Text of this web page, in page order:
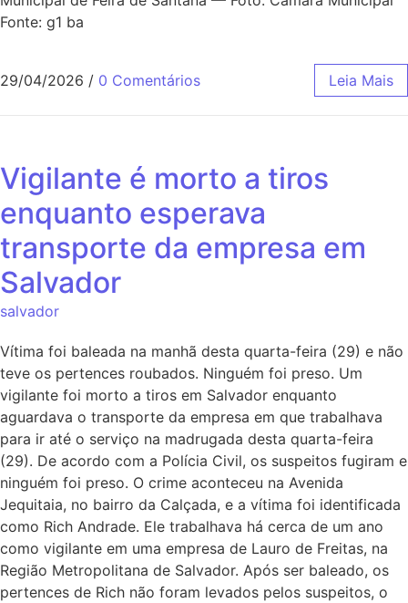
Fonte: g1 ba
29/04/2026 / 0 Comentários Leia Mais
Vigilante é morto a tiros
enquanto esperava
transporte da empresa em
Salvador
salvador
Vítima foi baleada na manhã desta quarta-feira (29) e não
teve os pertences roubados. Ninguém foi preso. Um
vigilante foi morto a tiros em Salvador enquanto
aguardava o transporte da empresa em que trabalhava
para ir até o serviço na madrugada desta quarta-feira
(29). De acordo com a Polícia Civil, os suspeitos fugiram e
ninguém foi preso. O crime aconteceu na Avenida
Jequitaia, no bairro da Calçada, e a vítima foi identificada
como Rich Andrade. Ele trabalhava há cerca de um ano
como vigilante em uma empresa de Lauro de Freitas, na
Região Metropolitana de Salvador. Após ser baleado, os
pertences de Rich não foram levados pelos suspeitos, o